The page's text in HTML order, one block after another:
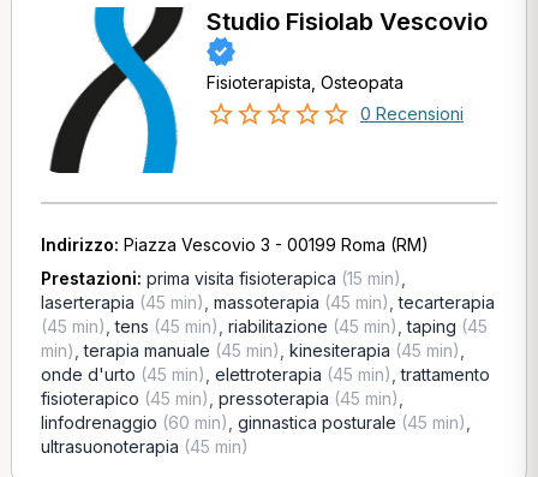
Studio Fisiolab Vescovio
Fisioterapista, Osteopata
0 Recensioni
Indirizzo: Piazza Vescovio 3 - 00199 Roma (RM)
Prestazioni: prima visita fisioterapica (15 min)
laserterapia (45 min) massoterapia (45 min) ,tecarterapia
(45 min) ,tens (45 min) riabilitazione (45 min) ,taping (45
min) ,terapia manuale (45 min) kinesiterapia (45 min)
onde d'urto (45 min) elettroterapia (45 min) ,trattamento
fisioterapico (45 min) pressoterapia (45 min)
linfodrenaggio (60 min) ginnastica posturale (45 min)
ultrasuonoterapia (45 min)